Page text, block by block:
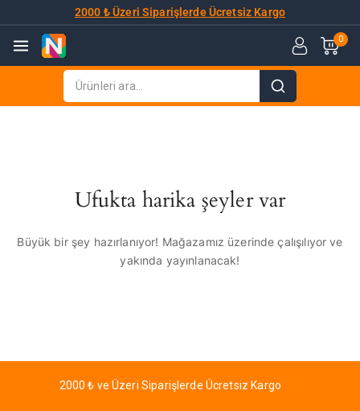
2000 ₺ Üzeri Siparişlerde Ücretsiz Kargo
0
Ufukta harika şeyler var
Büyük bir şey hazırlanıyor! Mağazamız üzerinde çalışılıyor ve
yakında yayınlanacak!
2000 ₺ ve Üzeri Siparişlerde Ücretsiz Kargo